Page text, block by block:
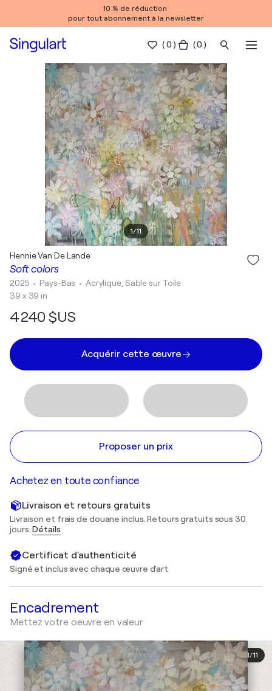
10 % de réduction
pour tout abonnement à la newsletter
(0 ) ( 0 )
1/11
Soft colors
Hennie Van De Lande
2025 • Pays-Bas • Acrylique, Sable sur Toile
39 x 39 in
4 240 $US
Acquérir cette œuvre
Proposer un prix
Achetez en toute confiance
Livraison et retours gratuits
Livraison et frais de douane inclus. Retours gratuits sous 30
jours.Détails
Certificat d'authenticité
Signé et inclus avec chaque œuvre d'art
Encadrement
Mettez votre oeuvre en valeur
1/11